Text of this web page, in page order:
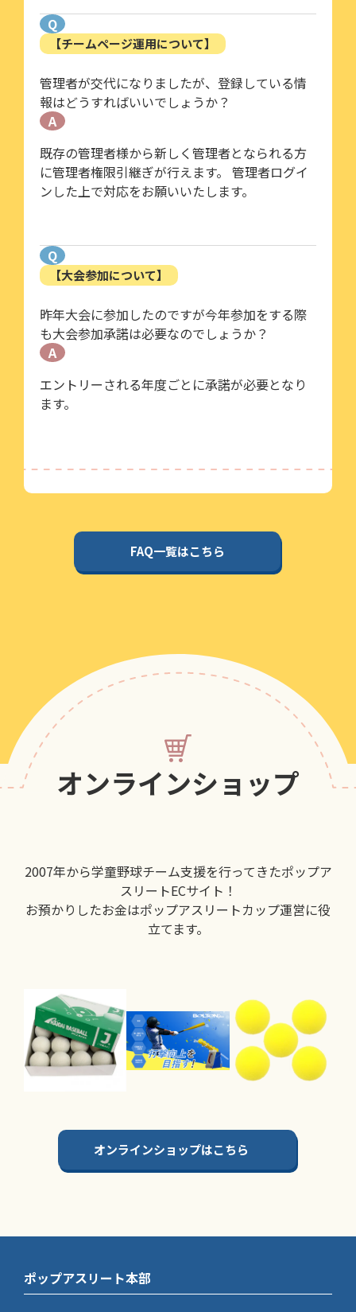
Q
【チームページ運用について】
管理者が交代になりましたが、登録している情
報はどうすればいいでしょうか？
A
既存の管理者様から新しく管理者となられる方
に管理者権限引継ぎが行えます。 管理者ログイ
ンした上で対応をお願いいたします。
Q
【大会参加について】
昨年大会に参加したのですが今年参加をする際
も大会参加承諾は必要なのでしょうか？
A
エントリーされる年度ごとに承諾が必要となり
ます。
FAQ一覧はこちら
オンラインショップ
2007年から学童野球チーム支援を行ってきたポップア
スリートECサイト！
お預かりしたお金はポップアスリートカップ運営に役
立てます。
オンラインショップはこちら
ポップアスリート本部